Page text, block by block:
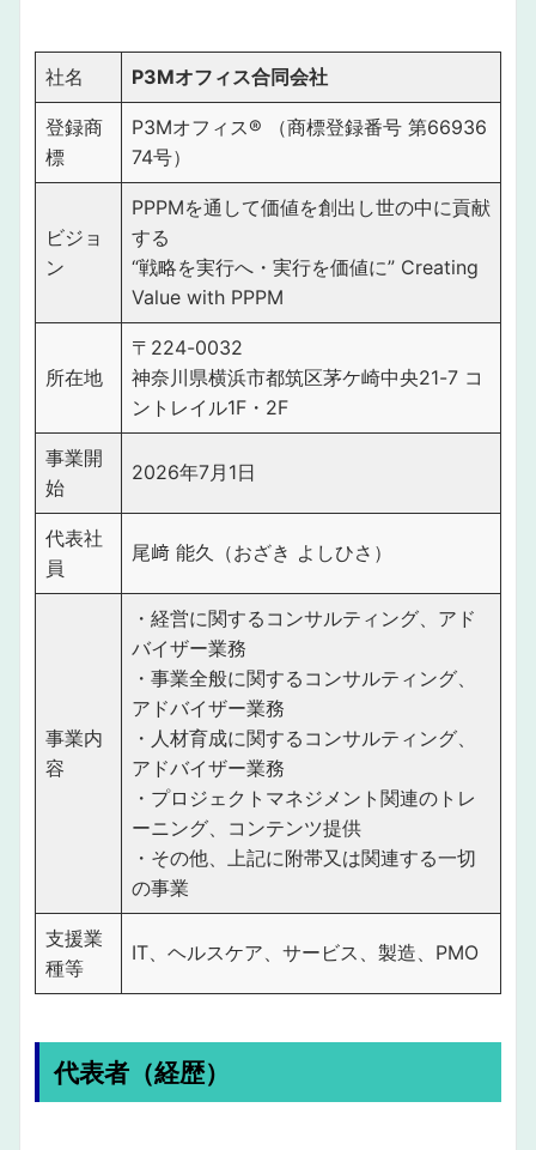
社名 P3Mオフィス合同会社
登録商
標
P3Mオフィス®︎ （商標登録番号 第66936
74号）
ビジョ
ン
PPPMを通して価値を創出し世の中に貢献
する
“戦略を実行へ・実行を価値に” Creating
Value with PPPM
所在地
〒224-0032
神奈川県横浜市都筑区茅ケ崎中央21-7 コ
ントレイル1F・2F
事業開
始
2026年7月1日
代表社
員
尾﨑 能久（おざき よしひさ）
事業内
容
・経営に関するコンサルティング、アド
バイザー業務
・事業全般に関するコンサルティング、
アドバイザー業務
・人材育成に関するコンサルティング、
アドバイザー業務
・プロジェクトマネジメント関連のトレ
ーニング、コンテンツ提供
・その他、上記に附帯又は関連する一切
の事業
支援業
種等
IT、ヘルスケア、サービス、製造、PMO
代表者（経歴）